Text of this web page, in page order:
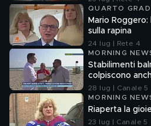
QUARTO
Mario
sulla rapina
24 lug | Rete 4
MORNING
Stabilimenti
colpiscono
28 lug | Canale 5
MORNING
Riaperta la
23 lug | Canale 5